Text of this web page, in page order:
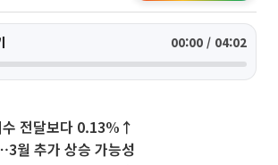
00:00 / 04:02
수 전달보다 0.13%↑
월 추가 상승 가능성